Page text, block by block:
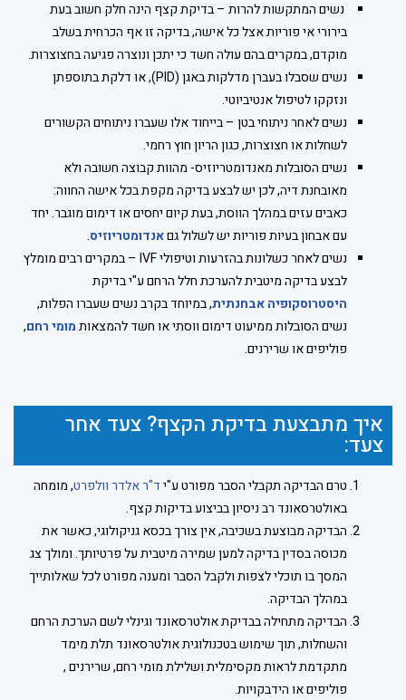
נשים המתקשות להרות – בדיקת קצף הינה חלק חשוב בעת
בירורי אי פוריות אצל כל אישה, בדיקה זו אף הכרחית בשלב
מוקדם, במקרים בהם עולה חשד כי יתכן ונוצרה פגיעה בחצוצרות.
נשים שסבלו בעברן מדלקות באגן (PID), או דלקת בתוספתן
ונזקקו לטיפול אנטיביוטי.
נשים לאחר ניתוחי בטן – בייחוד אלו שעברו ניתוחים הקשורים
לשחלות או חצוצרות, כגון הריון חוץ רחמי.
נשים הסובלות מאנדומטריוזיס- מהוות קבוצה חשובה ולא
מאובחנת דיה, לכן יש לבצע בדיקה מקפת בכל אישה החווה:
כאבים עזים במהלך הווסת, בעת קיום יחסים או דימום מוגבר. יחד
עם אבחון בעיות פוריות יש לשלול גםאנדומטריוזיס.
נשים לאחר כשלונות בהזרעות וטיפולי IVF – במקרים רבים מומלץ
לבצע בדיקה מיטבית להערכת חלל הרחם ע"י בדיקת
היסטרוסקופיה אבחנתית, במיוחד בקרב נשים שעברו הפלות,
נשים הסובלות ממיעוט דימום ווסתי או חשד להמצאותמומי רחם,
פוליפים או שרירנים.
איך מתבצעת בדיקת הקצף? צעד אחר
צעד:
טרם הבדיקה תקבלי הסבר מפורט ע"יד"ר אלדר וולפרט, מומחה
באולטרסאונד רב ניסיון בביצוע בדיקות קצף.
הבדיקה מבוצעת בשכיבה, אין צורך בכסא גניקולוגי, כאשר את
מכוסה בסדין בדיקה למען שמירה מיטבית על פרטיותך. ומולך צג
המסך בו תוכלי לצפות ולקבל הסבר ומענה מפורט לכל שאלותייך
במהלך הבדיקה.
הבדיקה מתחילה בבדיקת אולטרסאונד וגינלי לשם הערכת הרחם
והשחלות, תוך שימוש בטכנולוגית אולטרסאונד תלת מימד
מתקדמת לראות מקסימלית ושלילת מומי רחם, שרירנים ,
פוליפים או הידבקויות.